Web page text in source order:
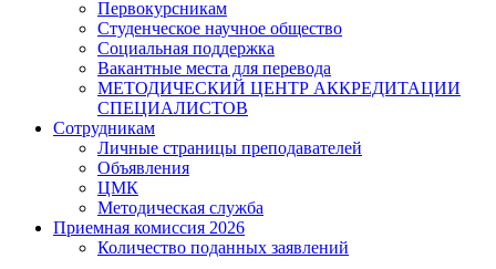
Первокурсникам
Студенческое научное общество
Социальная поддержка
Вакантные места для перевода
МЕТОДИЧЕСКИЙ ЦЕНТР АККРЕДИТАЦИИ
СПЕЦИАЛИСТОВ
Сотрудникам
Личные страницы преподавателей
Объявления
ЦМК
Методическая служба
Приемная комиссия 2026
Количество поданных заявлений